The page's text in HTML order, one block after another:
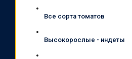
Все сорта томатов
Высокорослые - индеты